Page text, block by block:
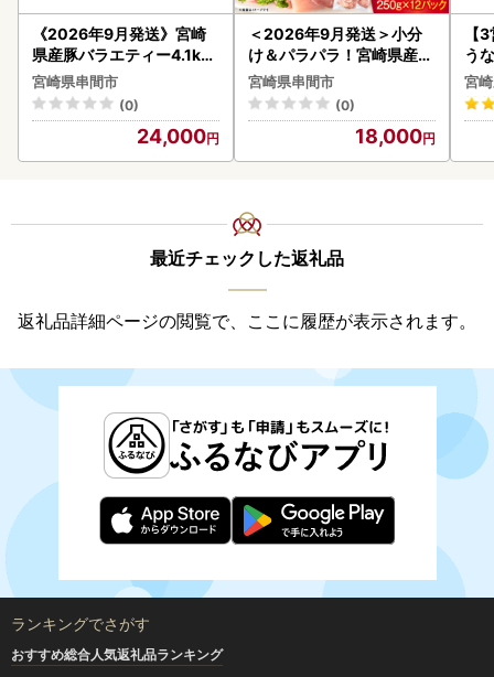
《2026年9月発送》宮崎
県産豚バラエティー4.1kg
セット_K033-057-2609
宮崎県串間市
(0)
24,000
＜2026年9月発送＞小分
け＆パラパラ！宮崎県産鶏
ももカット合計3kg_K043
-009-2609
宮崎県串間市
(0)
18,000
【
う
以
宮
最近チェックした返礼品
返礼品詳細ページの閲覧で、ここに履歴が表示されます。
ランキングでさがす
おすすめ総合人気返礼品ランキング